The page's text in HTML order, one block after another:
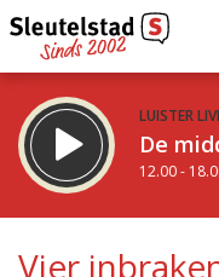
LUISTER
De
12.00 -
De avond van
Vier